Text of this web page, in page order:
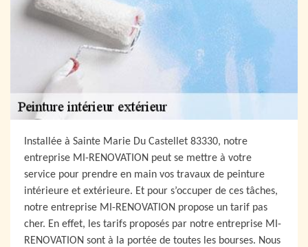
Installée à Sainte Marie Du Castellet 83330, notre
entreprise MI-RENOVATION peut se mettre à votre
service pour prendre en main vos travaux de peinture
intérieure et extérieure. Et pour s’occuper de ces tâches,
notre entreprise MI-RENOVATION propose un tarif pas
cher. En effet, les tarifs proposés par notre entreprise MI-
RENOVATION sont à la portée de toutes les bourses. Nous